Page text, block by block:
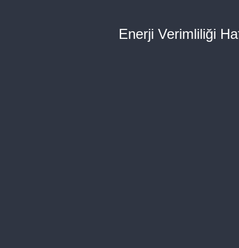
Enerji Verimliliği